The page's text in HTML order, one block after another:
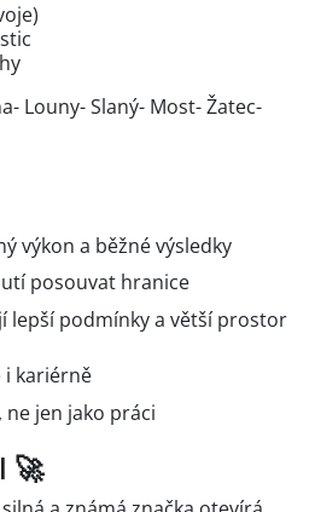
Louny- Slaný- Most- Žatec-
výkon a běžné výsledky
posouvat hranice
lepší podmínky a větší prostor
i kariérně
jen jako práci
🚀